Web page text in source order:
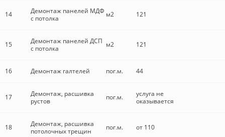
14
Демонтаж панелей МДФ
с потолка
м2 121
15
Демонтаж панелей ДСП
с потолка
м2 121
16 Демонтаж галтелей пог.м. 44
17
Демонтаж, расшивка
рустов
пог.м.
услуга не
оказывается
18
Демонтаж, расшивка
потолочных трещин
пог.м. от 110